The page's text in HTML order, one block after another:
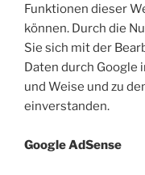
Funktionen dieser
können. Durch die
Sie sich mit der
Daten durch Google
und Weise und zu
einverstanden.
Google AdSense